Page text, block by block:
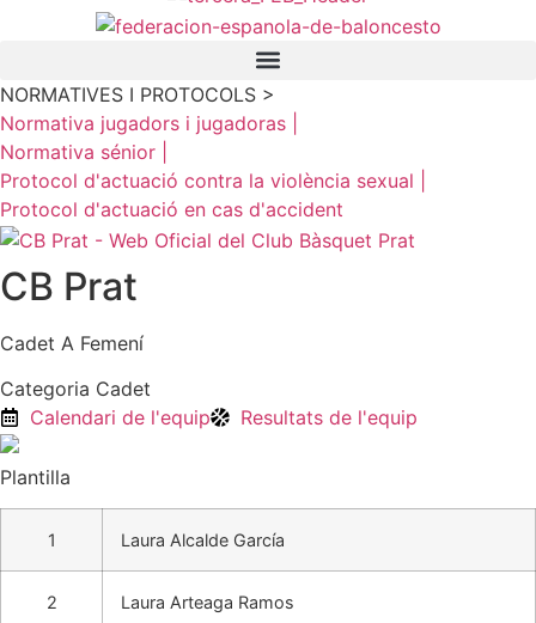
NORMATIVES I PROTOCOLS >
Normativa jugadors i jugadoras |
Normativa sénior |
Protocol d'actuació contra la violència sexual |
Protocol d'actuació en cas d'accident
CB Prat
Cadet A Femení
Categoria Cadet
Calendari de l'equip
Resultats de l'equip
Plantilla
1 Laura Alcalde García
2 Laura Arteaga Ramos